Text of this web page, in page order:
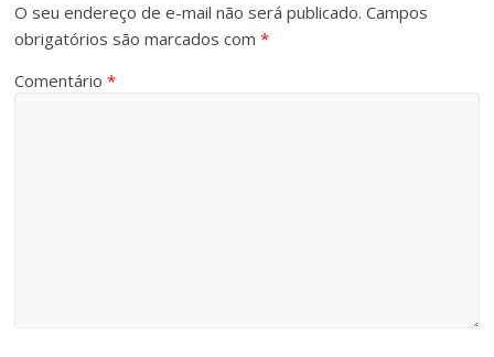
O seu endereço de e-mail não será publicado. Campos
obrigatórios são marcados com*
Comentário*